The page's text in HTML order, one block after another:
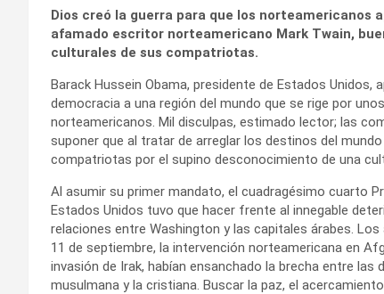
Dios creó la guerra para que los
afamado escritor norteamericano Mark Twain,
culturales de sus compatriotas.
Barack Hussein Obama, presidente de Estados
democracia a una región del mundo que se rige por
norteamericanos. Mil disculpas, estimado lector; las
suponer que al tratar de arreglar los destinos del
compatriotas por el supino desconocimiento de una
Al asumir su primer mandato, el cuadragésimo cuarto
Estados Unidos tuvo que hacer frente al innegable
relaciones entre Washington y las capitales árabes.
11 de septiembre, la intervención norteamericana en
invasión de Irak, habían ensanchado la brecha entre las
musulmana y la cristiana. Buscar la paz, el